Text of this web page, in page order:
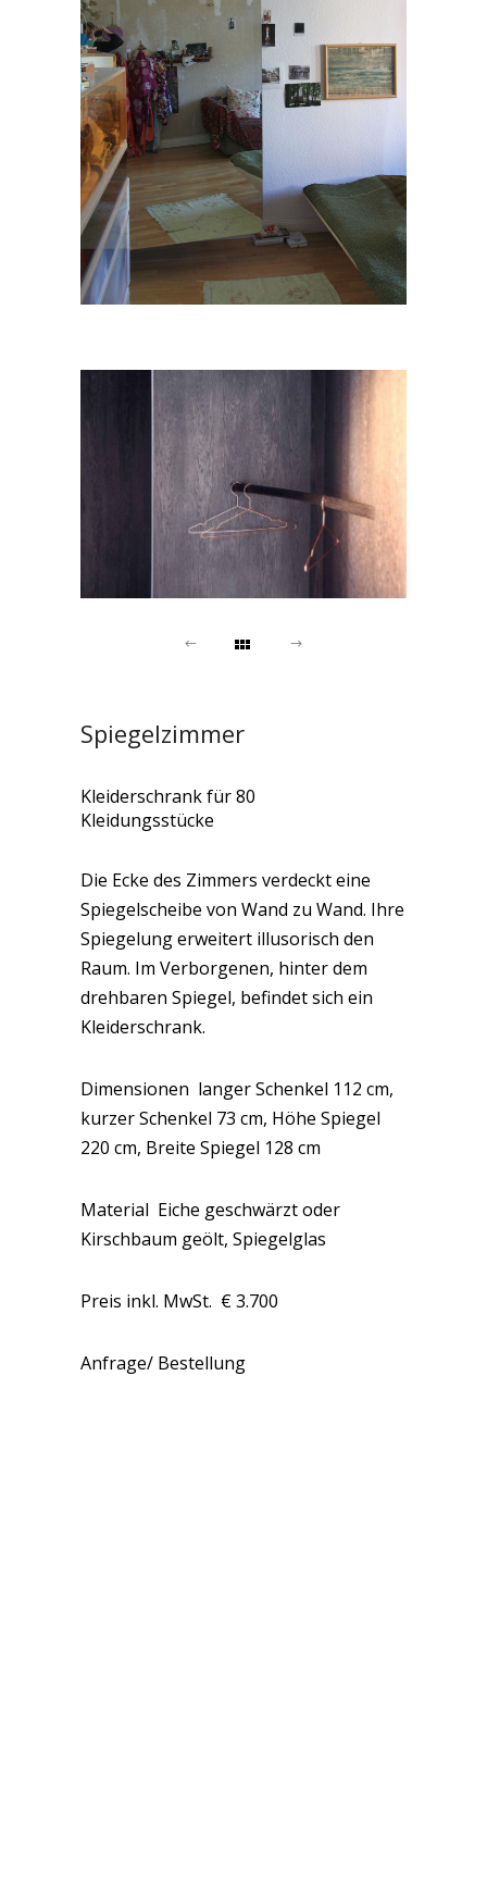
Spiegelzimmer
Kleiderschrank für 80
Kleidungsstücke
Die Ecke des Zimmers verdeckt eine
Spiegelscheibe von Wand zu Wand. Ihre
Spiegelung erweitert illusorisch den
Raum. Im Verborgenen, hinter dem
drehbaren Spiegel, befindet sich ein
Kleiderschrank.
Dimensionen langer Schenkel 112 cm,
kurzer Schenkel 73 cm, Höhe Spiegel
220 cm, Breite Spiegel 128 cm
Material Eiche geschwärzt oder
Kirschbaum geölt, Spiegelglas
Preis inkl. MwSt. € 3.700
Anfrage/ Bestellung